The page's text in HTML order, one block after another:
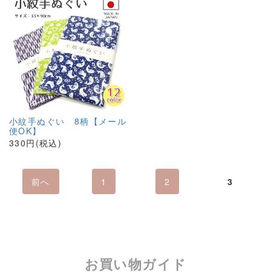
小紋手ぬぐい 8柄【メール
便OK】
330円(税込)
前へ 1 2 3
お買い物ガイド